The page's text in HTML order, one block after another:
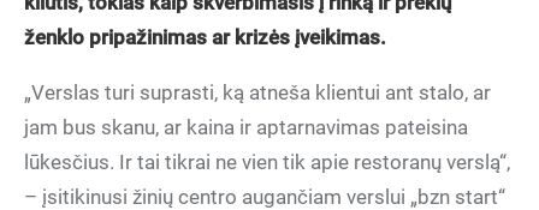
ženklo pripažinimas ar krizės įveikimas.
„Verslas turi suprasti, ką atneša klientui ant stalo, ar
jam bus skanu, ar kaina ir aptarnavimas pateisina
lūkesčius. Ir tai tikrai ne vien tik apie restoranų verslą“,
– įsitikinusi žinių centro augančiam verslui „bzn start“